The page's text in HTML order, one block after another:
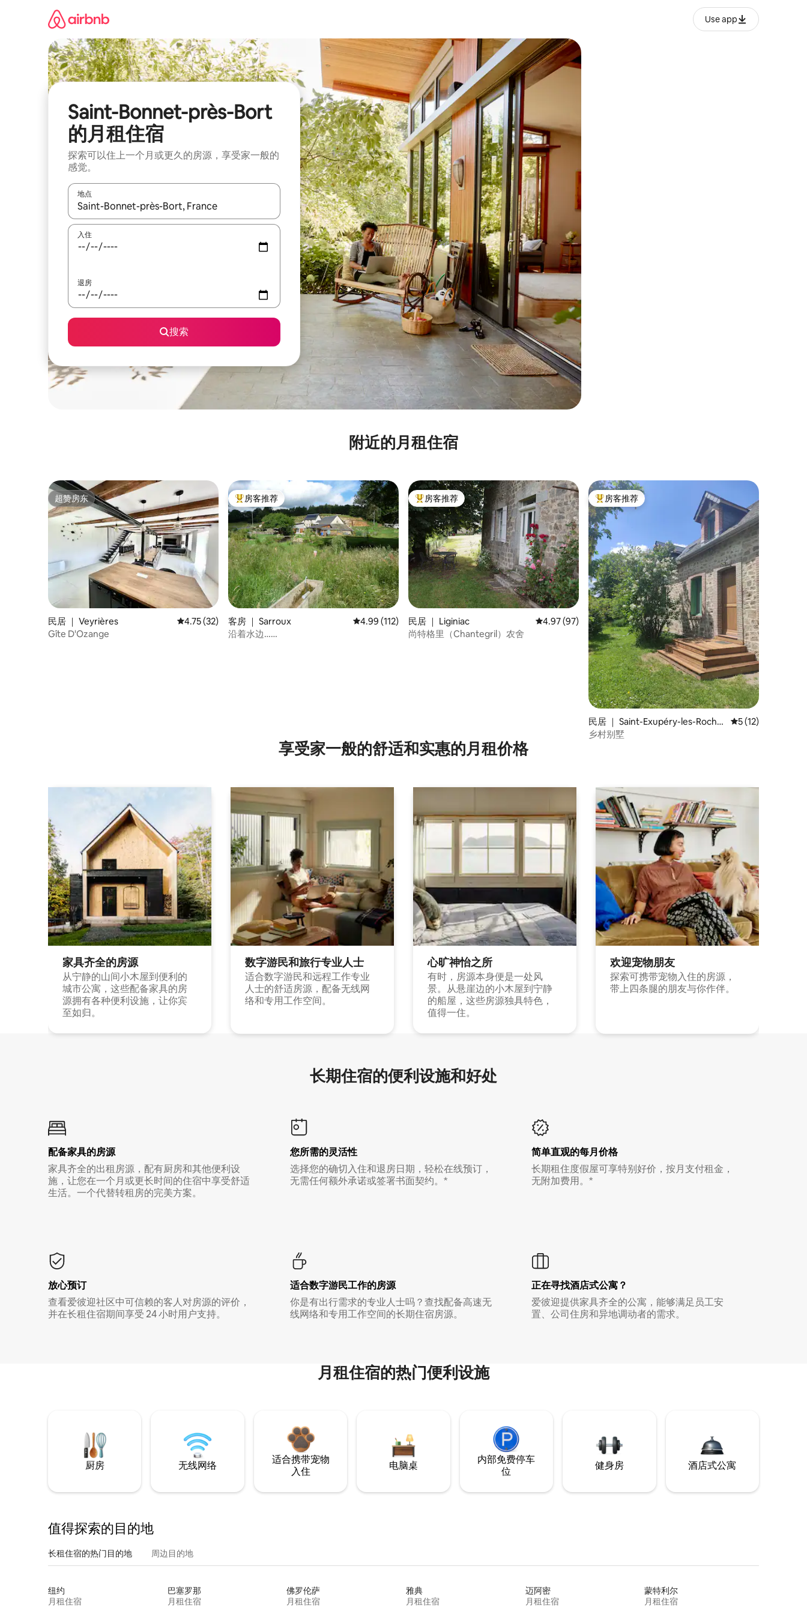
Use app
Saint-Bonnet-près-Bort
的月租住宿
探索可以住上一个月或更久的房源，享受家一般的
感觉。
地点
如有搜索结果，请使用上下方向键查看，或通过点击或滑动手势浏览。
入住
退房
搜索
附近的月租住宿
超赞房东
超赞房东
民居 ｜ Veyrières 平均评分 4.75 分（满分 5 分），共 32 条评价
4.75 (32)
Gîte D'Ozange
热门「房客推荐」
房客推荐
客房 ｜ Sarroux 平均评分 4.99 分（满分 5 分），共 112 条评价
4.99 (112)
沿着水边……
热门「房客推荐」
房客推荐
民居 ｜ Liginiac 平均评分 4.97 分（满分 5 分），共 97 条评价
4.97 (97)
尚特格里（Chantegril）农舍
热门「房客推荐」
房客推荐
民居 ｜ Saint-Exupéry-les-Roche
s
平均评分 5 分（满
5 (12)
乡村别墅
享受家一般的舒适和实惠的月租价格
家具齐全的房源
从宁静的山间小木屋到便利的
城市公寓，这些配备家具的房
源拥有各种便利设施，让你宾
至如归。
数字游民和旅行专业人士
适合数字游民和远程工作专业
人士的舒适房源，配备无线网
络和专用工作空间。
心旷神怡之所
有时，房源本身便是一处风
景。从悬崖边的小木屋到宁静
的船屋，这些房源独具特色，
值得一住。
欢迎宠物朋友
探索可携带宠物入住的房源，
带上四条腿的朋友与你作伴。
长期住宿的便利设施和好处
配备家具的房源
家具齐全的出租房源，配有厨房和其他便利设
施，让您在一个月或更长时间的住宿中享受舒适
生活。一个代替转租房的完美方案。
您所需的灵活性
选择您的确切入住和退房日期，轻松在线预订，
无需任何额外承诺或签署书面契约。*
简单直观的每月价格
长期租住度假屋可享特别好价，按月支付租金，
无附加费用。*
放心预订
查看爱彼迎社区中可信赖的客人对房源的评价，
并在长租住宿期间享受 24 小时用户支持。
适合数字游民工作的房源
你是有出行需求的专业人士吗？查找配备高速无
线网络和专用工作空间的长期住宿房源。
正在寻找酒店式公寓？
爱彼迎提供家具齐全的公寓，能够满足员工安
置、公司住房和异地调动者的需求。
月租住宿的热门便利设施
厨房 无线网络
适合携带宠物
入住
电脑桌
内部免费停车
位
健身房 酒店式公寓
值得探索的目的地
长租住宿的热门目的地 周边目的地
纽约
月租住宿
巴塞罗那
月租住宿
佛罗伦萨
月租住宿
雅典
月租住宿
迈阿密
月租住宿
蒙特利尔
月租住宿